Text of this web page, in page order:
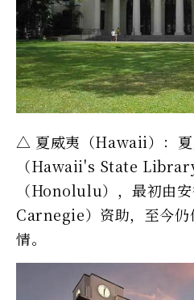
△ 夏威夷（Hawaii）：夏
（Hawaii's State
（Honolulu），最初由
Carnegie）资助，至今仍
情。